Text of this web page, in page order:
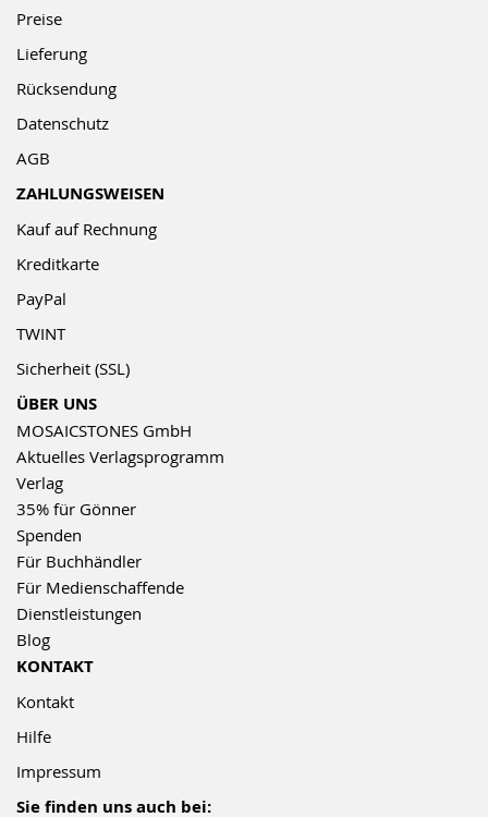
Preise
Lieferung
Rücksendung
Datenschutz
AGB
ZAHLUNGSWEISEN
Kauf auf Rechnung
Kreditkarte
PayPal
TWINT
Sicherheit (SSL)
ÜBER UNS
MOSAICSTONES GmbH
Aktuelles Verlagsprogramm
Verlag
35% für Gönner
Spenden
Für Buchhändler
Für Medienschaffende
Dienstleistungen
Blog
KONTAKT
Kontakt
Hilfe
Impressum
Sie finden uns auch bei: